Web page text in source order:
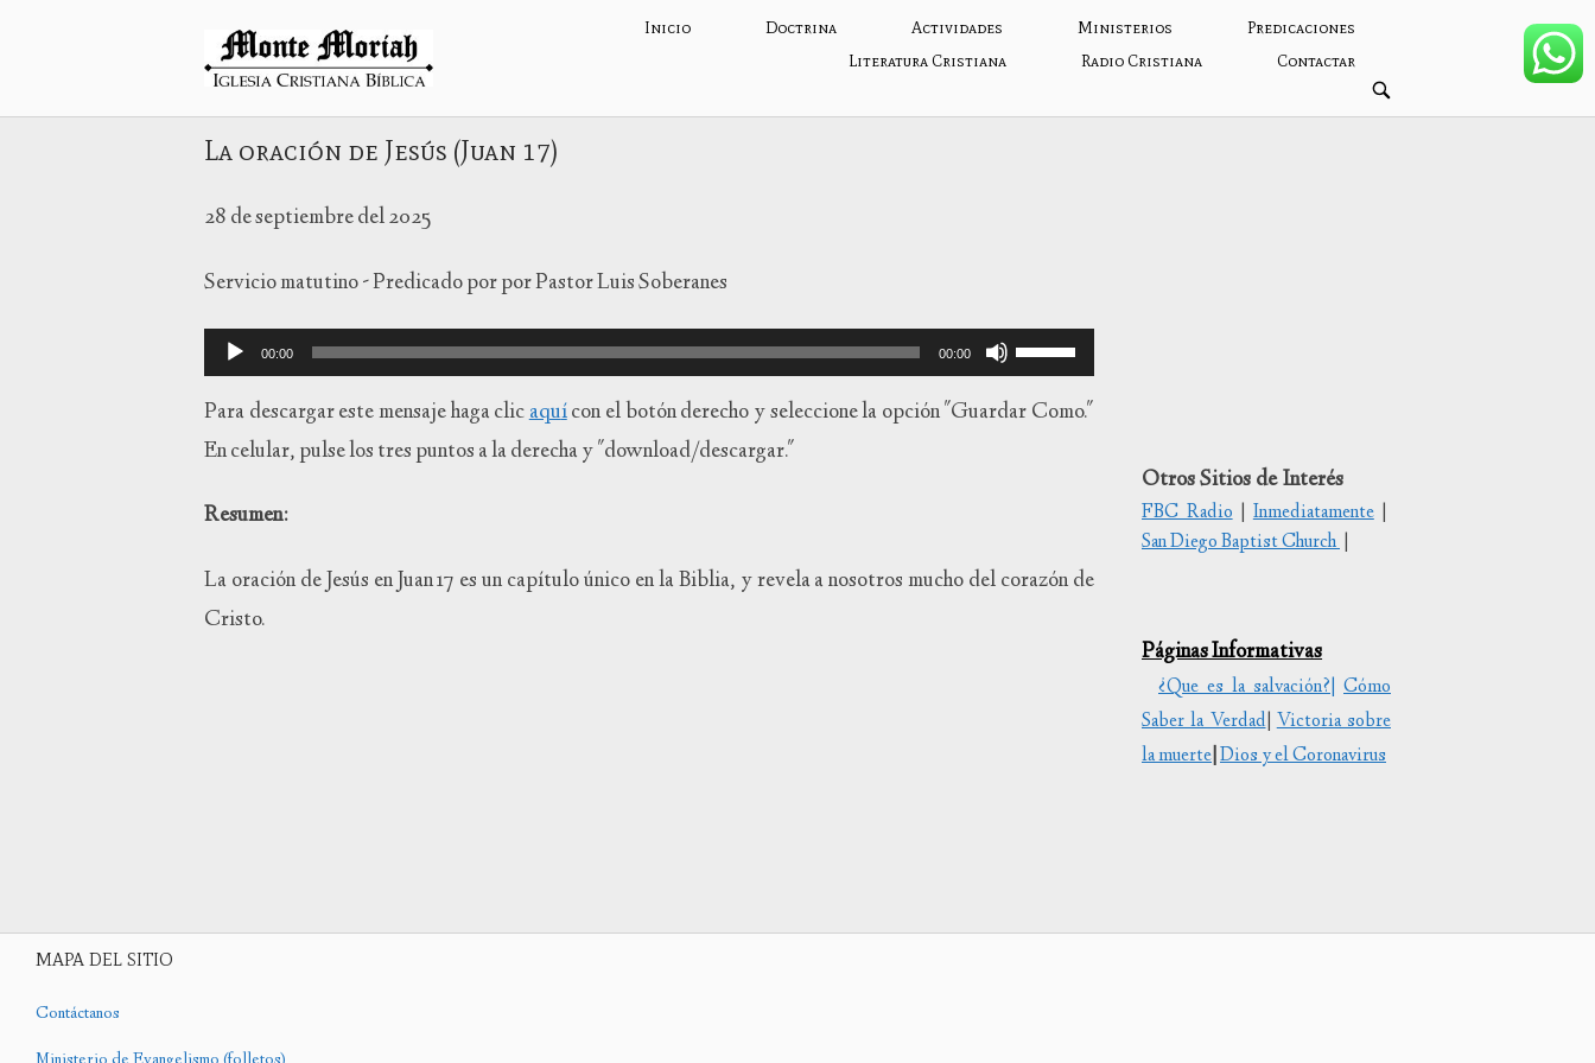
Inicio
Inicio Doctrina Actividades Ministerios
Predicaciones
Literatura Cristiana
Radio Cristiana Contactar
ABRIR
BARRA
DE
La oración de Jesús (Juan 17)
28 de septiembre del 2025
Servicio matutino - Predicado porpor Pastor Luis Soberanes
Reproductor
de
audio
00:00 00:00
las
teclas
o
Para descargar este mensaje haga clicaquícon el botón derecho y seleccione la opción "Guardar Como."
En celular, pulse los tres puntos a la derecha y "download/descargar."
Resumen:
La oración de Jesús en Juan 17 es un capítulo único en la Biblia, y revela a nosotros mucho del corazón de
Cristo.
Otros Sitios de Interés
FBC Radio|Inmediatamente|
San Diego Baptist Church
Páginas Informativas
¿Que es la salvación?| Cómo
Saber la Verdad|Victoria sobre
la muerte Dios y el Coronavirus
MAPA DEL SITIO
Contáctanos